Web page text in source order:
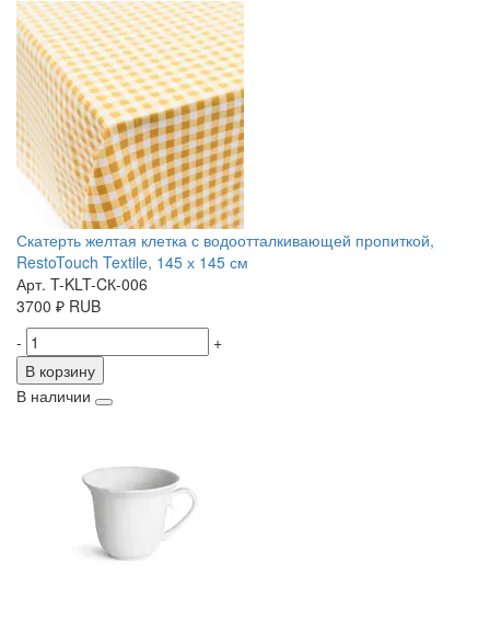
Скатерть желтая клетка с водоотталкивающей пропиткой,
RestoTouch Textile, 145 х 145 см
Арт. T-KLT-CК-006
3700 ₽ RUB
-
+
В корзину
В наличии